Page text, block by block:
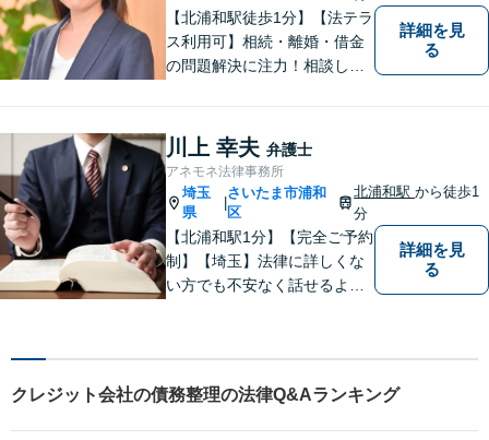
【北浦和駅徒歩1分】【法テラ
ス利用可】相続・離婚・借金
の問題解決に注力！相談して
よう、お話をしっかり伺い、
具体的なアドバイスを行うよ
う心がけております。 新たな
人生の第一歩を全力でサポー
トいたしますので、ぜひご相
談ください。
詳細を見
る
川上 幸夫 弁護士
アネモネ法律事務所
埼玉
県
|
さいたま市浦和
区
北浦和駅から徒歩1
分
【北浦和駅1分】【完全ご予約
制】【埼玉】法律に詳しくな
い方でも不安なく話せるよ
く感じがちな法律問題も、少
しょう。
詳細を見
る
クレジット会社の債務整理の法律Q&Aランキング